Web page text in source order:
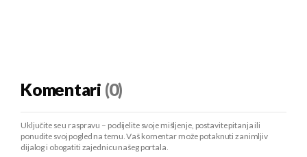
Komentari (0)
Uključite se u raspravu – podijelite svoje mišljenje, postavite pitanja ili
ponudite svoj pogled na temu. Vaš komentar može potaknuti zanimljiv
dijalog i obogatiti zajednicu našeg portala.